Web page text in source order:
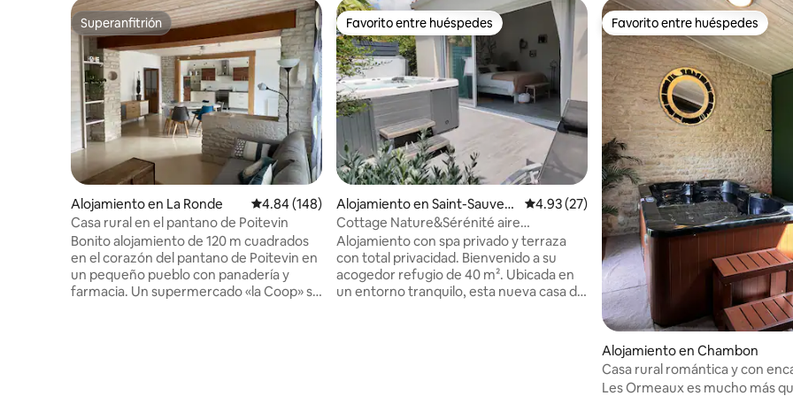
Superanfitrión
Superanfitrión
Alojamiento en La Ronde Calificación promedio: 4.84 de 5, 148 reseñas
4.84 (148)
Casa rural en el pantano de Poitevin
Bonito alojamiento de 120 m cuadrados
en el corazón del pantano de Poitevin en
un pequeño pueblo con panadería y
farmacia. Un supermercado «la Coop» se
Favorito entre huéspedes
Favorito entre huéspedes
Alojamiento en Saint-Sauveur
-d'Aunis
Calificación promedio: 4.93 de 5, 27 reseñas
4.93 (27)
Cottage Nature&Sérénité aire
acondicionado jacuzzi de abril a
septiembre
Alojamiento con spa privado y terraza
con total privacidad. Bienvenido a su
acogedor refugio de 40 m². Ubicada en
un entorno tranquilo, esta nueva casa de
Favorito entre huéspedes
Favorito entre huéspedes
Alojamiento en Chambon
Casa rural romántica y con
privado 2 personas
Les Ormeaux es mucho más